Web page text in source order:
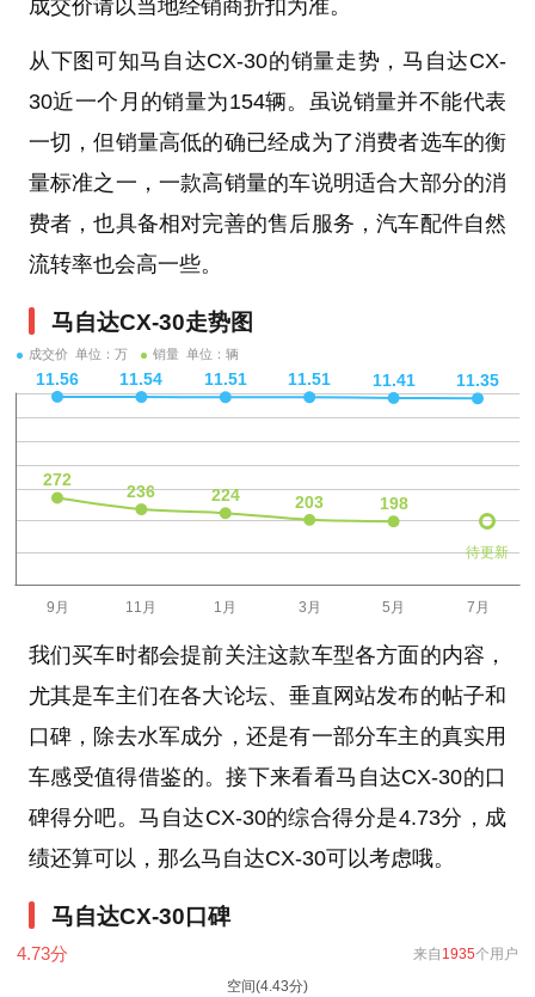
成交价请以当地经销商折扣为准。
从下图可知马自达CX-30的销量走势，马自达CX-
30近一个月的销量为154辆。虽说销量并不能代表
一切，但销量高低的确已经成为了消费者选车的衡
量标准之一，一款高销量的车说明适合大部分的消
费者，也具备相对完善的售后服务，汽车配件自然
流转率也会高一些。
马自达CX-30走势图
成交价 单位：万 销量 单位：辆
待更新
我们买车时都会提前关注这款车型各方面的内容，
尤其是车主们在各大论坛、垂直网站发布的帖子和
口碑，除去水军成分，还是有一部分车主的真实用
车感受值得借鉴的。接下来看看马自达CX-30的口
碑得分吧。马自达CX-30的综合得分是4.73分，成
绩还算可以，那么马自达CX-30可以考虑哦。
马自达CX-30口碑
4.73分 来自 1935个用户